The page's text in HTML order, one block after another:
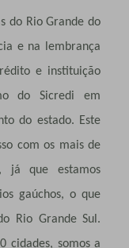
Rio Grande do
e na lembrança
e instituição
do Sicredi em
do estado. Este
com os mais de
já que estamos
gaúchos, o que
Rio Grande Sul.
cidades, somos a